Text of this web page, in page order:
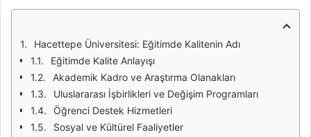
Hacettepe Üniversitesi: Eğitimde Kalitenin Adı
Eğitimde Kalite Anlayışı
Akademik Kadro ve Araştırma Olanakları
Uluslararası İşbirlikleri ve Değişim Programları
Öğrenci Destek Hizmetleri
Sosyal ve Kültürel Faaliyetler